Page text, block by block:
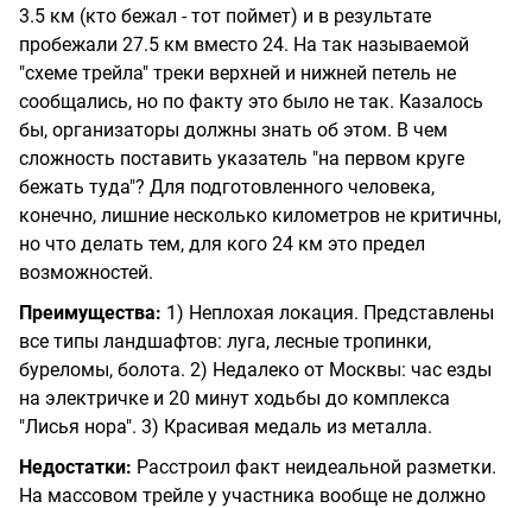
3.5 км (кто бежал - тот поймет) и в результате
пробежали 27.5 км вместо 24. На так называемой
"схеме трейла" треки верхней и нижней петель не
сообщались, но по факту это было не так. Казалось
бы, организаторы должны знать об этом. В чем
сложность поставить указатель "на первом круге
бежать туда"? Для подготовленного человека,
конечно, лишние несколько километров не критичны,
но что делать тем, для кого 24 км это предел
возможностей.
Преимущества: 1) Неплохая локация. Представлены
все типы ландшафтов: луга, лесные тропинки,
буреломы, болота. 2) Недалеко от Москвы: час езды
на электричке и 20 минут ходьбы до комплекса
"Лисья нора". 3) Красивая медаль из металла.
Недостатки: Расстроил факт неидеальной разметки.
На массовом трейле у участника вообще не должно